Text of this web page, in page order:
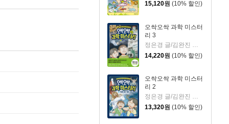
15,120원 (10% 할인)
오싹오싹 과학 미스터
리 3
정은경 글/김완진 그림
14,220원 (10% 할인)
오싹오싹 과학 미스터
리 2
정은경 글/김완진 그림
13,320원 (10% 할인)